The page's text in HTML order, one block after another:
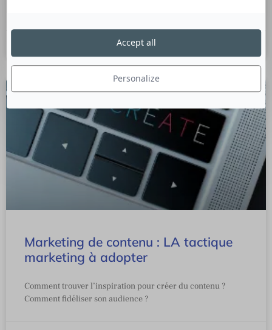
Marketing de contenu : LA tactique
marketing à adopter
Comment trouver l’inspiration pour créer du contenu ?
Comment fidéliser son audience ?
Personalize
Accept all